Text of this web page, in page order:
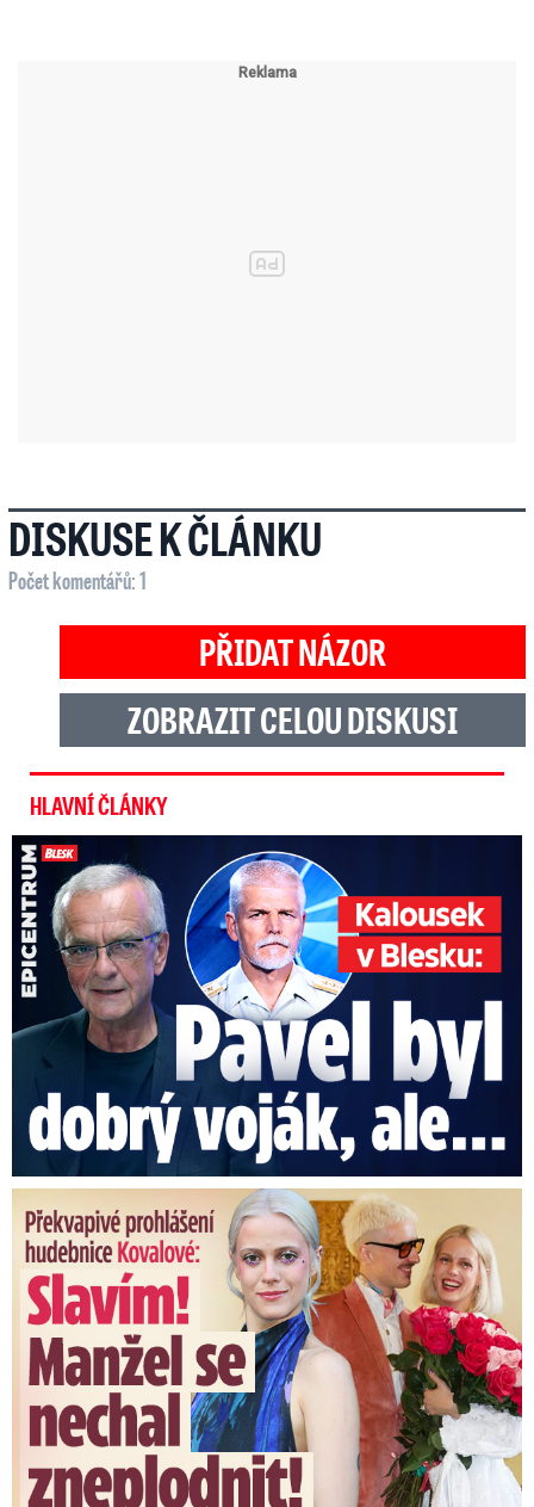
DISKUSE K ČLÁNKU
Počet komentářů: 1
PŘIDAT NÁZOR
ZOBRAZIT CELOU DISKUSI
HLAVNÍ ČLÁNKY
Kalousek o prezidentovi: S Pavlem jsem se nesmířil!
Překvapivé prohlášení hudebnice Kovalové: Slavím! Manžel se ...